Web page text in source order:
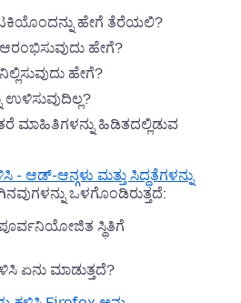
ಹೇಗೆ ತೆರೆಯಲಿ?
ಹೇಗೆ?
ಹೇಗೆ?
ಉಳಿಸುವುದಿಲ್ಲ?
ಮಾಹಿತಿಗಳನ್ನು ಹಿಡಿತದಲ್ಲಿಡುವ
- ಆಡ್-ಆನ್ಗಳು ಮತ್ತು ಸಿದ್ಧತೆಗಳನ್ನು
ಒಳಗೊಂಡಿರುತ್ತದೆ:
ಸ್ಥಿತಿಗೆ
ಏನು ಮಾಡುತ್ತದೆ?